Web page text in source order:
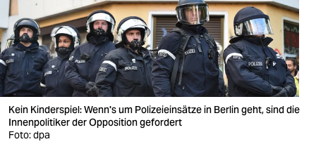
wahrheit
verlag
verlag
veranstaltungen
shop
Kein Kinderspiel: Wenn's um Polizeieinsätze in Berlin geht, sind die
Innenpolitiker der Opposition gefordert
Foto: dpa